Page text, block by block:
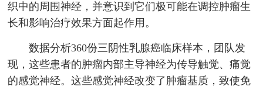
织中的周围神经，并意识到它们极可能在调控肿瘤生
长和影响治疗效果方面起作用。
数据分析360份三阴性乳腺癌临床样本，团队发
现，这些患者的肿瘤内部主导神经为传导触觉、痛觉
的感觉神经。这些感觉神经改变了肿瘤基质，致使免